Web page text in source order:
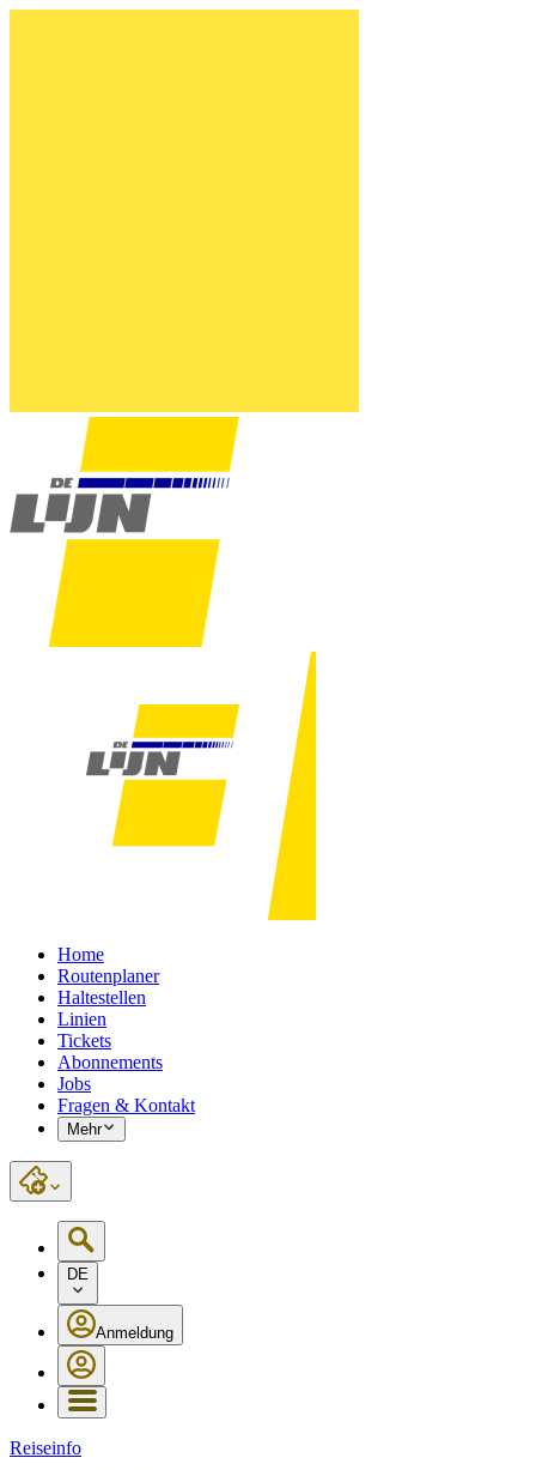
Home
Routenplaner
Haltestellen
Linien
Tickets
Abonnements
Jobs
Fragen & Kontakt
Mehr
DE
Anmeldung
Reiseinfo